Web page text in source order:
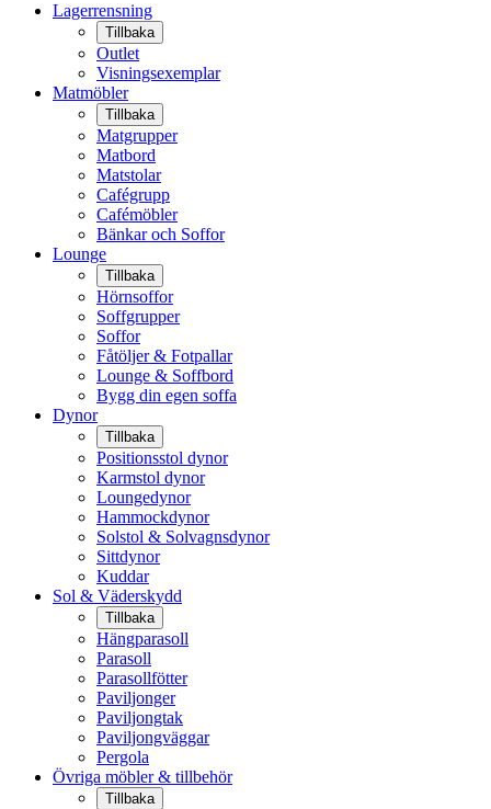
Lagerrensning
Tillbaka
Outlet
Visningsexemplar
Matmöbler
Tillbaka
Matgrupper
Matbord
Matstolar
Cafégrupp
Cafémöbler
Bänkar och Soffor
Lounge
Tillbaka
Hörnsoffor
Soffgrupper
Soffor
Fåtöljer & Fotpallar
Lounge & Soffbord
Bygg din egen soffa
Dynor
Tillbaka
Positionsstol dynor
Karmstol dynor
Loungedynor
Hammockdynor
Solstol & Solvagnsdynor
Sittdynor
Kuddar
Sol & Väderskydd
Tillbaka
Hängparasoll
Parasoll
Parasollfötter
Paviljonger
Paviljongtak
Paviljongväggar
Pergola
Övriga möbler & tillbehör
Tillbaka